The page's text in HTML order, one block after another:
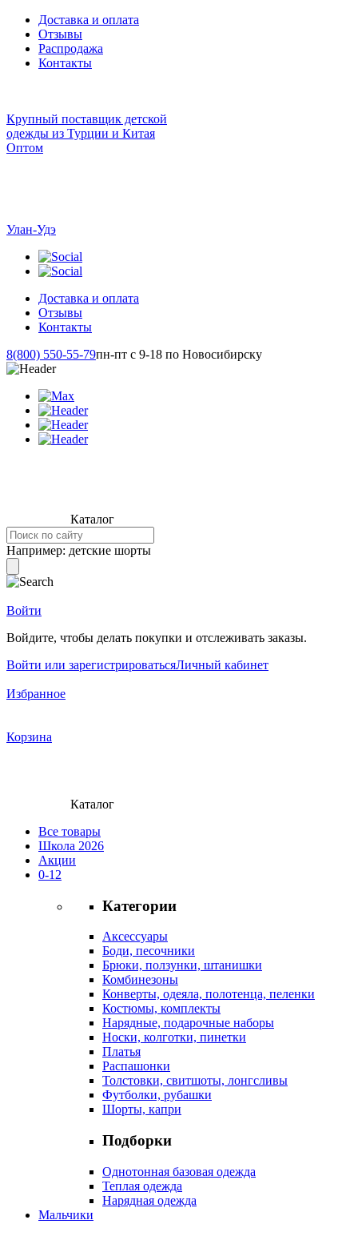
Доставка и оплата
Отзывы
Распродажа
Контакты
Крупный поставщик детской
одежды из Турции и Китая
Оптом
Улан-Удэ
Доставка и оплата
Отзывы
Контакты
8(800) 550-55-79пн-пт с 9-18 по Новосибирску
Каталог
Например: детские шорты
Войти
Войдите, чтобы делать покупки и отслеживать заказы.
Войти или зарегистрироватьсяЛичный кабинет
Избранное
Корзина
Каталог
Все товары
Школа 2026
Акции
0-12
Категории
Аксессуары
Боди, песочники
Брюки, ползунки, штанишки
Комбинезоны
Конверты, одеяла, полотенца, пеленки
Костюмы, комплекты
Нарядные, подарочные наборы
Носки, колготки, пинетки
Платья
Распашонки
Толстовки, свитшоты, лонгсливы
Футболки, рубашки
Шорты, капри
Подборки
Однотонная базовая одежда
Теплая одежда
Нарядная одежда
Мальчики